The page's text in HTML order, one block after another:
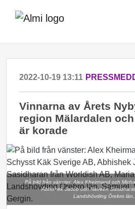
2022-10-19 13:11
Vinnarna av Årets
region Mälardalen
är korade
På bild från vänster: Alex Kheirmand och
Abhishek Jacob och Naveen
Landshövding Örebro